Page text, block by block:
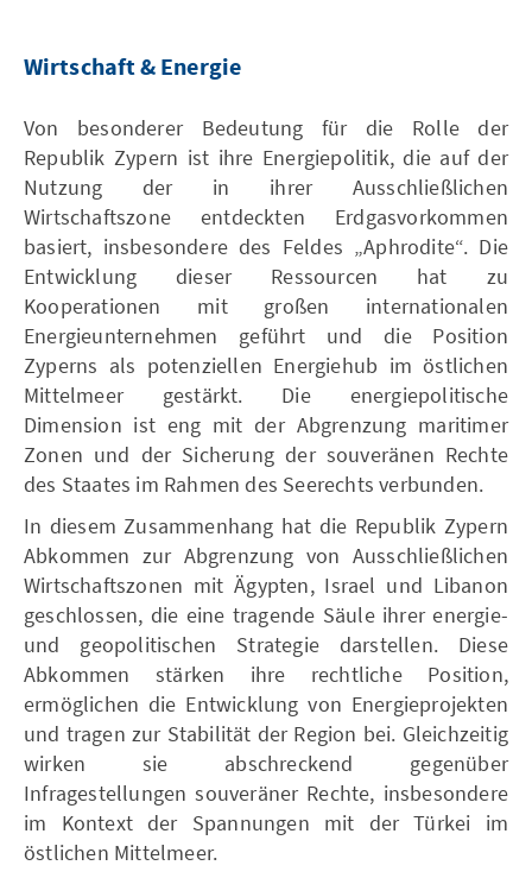
Wirtschaft & Energie
Von besonderer Bedeutung für die Rolle der
Republik Zypern ist ihre Energiepolitik, die auf der
Nutzung der in ihrer Ausschließlichen
Wirtschaftszone entdeckten Erdgasvorkommen
basiert, insbesondere des Feldes „Aphrodite“. Die
Entwicklung dieser Ressourcen hat zu
Kooperationen mit großen internationalen
Energieunternehmen geführt und die Position
Zyperns als potenziellen Energiehub im östlichen
Mittelmeer gestärkt. Die energiepolitische
Dimension ist eng mit der Abgrenzung maritimer
Zonen und der Sicherung der souveränen Rechte
des Staates im Rahmen des Seerechts verbunden.
In diesem Zusammenhang hat die Republik Zypern
Abkommen zur Abgrenzung von Ausschließlichen
Wirtschaftszonen mit Ägypten, Israel und Libanon
geschlossen, die eine tragende Säule ihrer energie-
und geopolitischen Strategie darstellen. Diese
Abkommen stärken ihre rechtliche Position,
ermöglichen die Entwicklung von Energieprojekten
und tragen zur Stabilität der Region bei. Gleichzeitig
wirken sie abschreckend gegenüber
Infragestellungen souveräner Rechte, insbesondere
im Kontext der Spannungen mit der Türkei im
östlichen Mittelmeer.